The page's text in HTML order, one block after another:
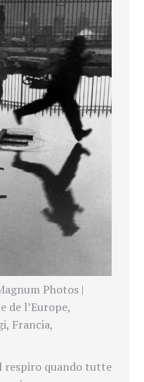
Photos |
de l’Europe,
Francia,
respiro quando tutte